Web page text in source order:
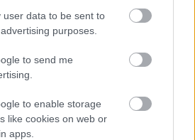
user data to be sent to
purposes.
to send me
to enable storage
like cookies on web or
apps.
rajthelyről az élre
is ütközött még az
a Le Mans-i 24
hamar vezetésre váltotta gyenge
i 24 órás az est beköszöntével.